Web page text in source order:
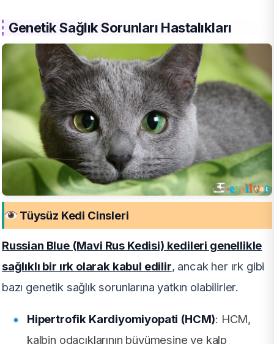
Genetik Sağlık Sorunları Hastalıkları
Tüysüz Kedi Cinsleri
Russian Blue (Mavi Rus Kedisi) kedileri genellikle
sağlıklı bir ırk olarak kabul edilir, ancak her ırk gibi
bazı genetik sağlık sorunlarına yatkın olabilirler.
Hipertrofik Kardiyomiyopati (HCM): HCM,
kalbin odacıklarının büyümesine ve kalp